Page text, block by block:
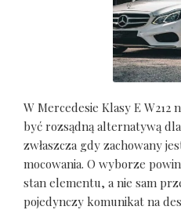
W Mercedesie Klasy E W212
być rozsądną alternatywą
zwłaszcza gdy zachowany
mocowania. O wyborze
stan elementu, a nie sam
pojedynczy komunikat na